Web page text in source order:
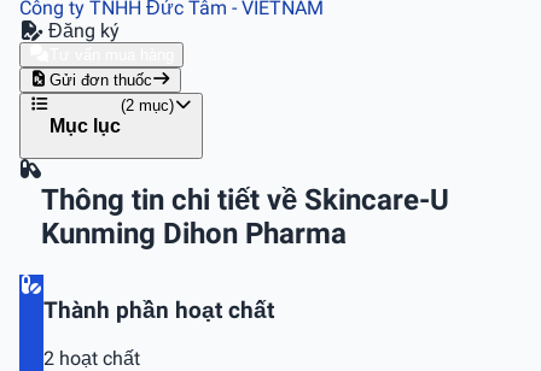
Công ty TNHH Đức Tâm - VIETNAM
Đăng ký
Gửi đơn thuốc
Mục lục
(2 mục)
Thông tin chi tiết về Skincare-U
Kunming Dihon Pharma
Thành phần hoạt chất
2 hoạt chất